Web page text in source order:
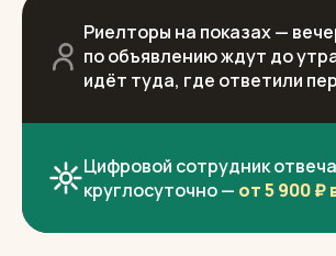
Риелторы на показах —
по объявлению ждут до
идёт туда, где ответили
Цифровой сотрудник
круглосуточно — от 5 900 ₽